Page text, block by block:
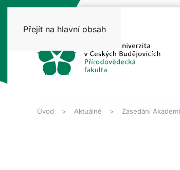
Přejít na hlavní obsah
Úvod Aktuálně Zasedání